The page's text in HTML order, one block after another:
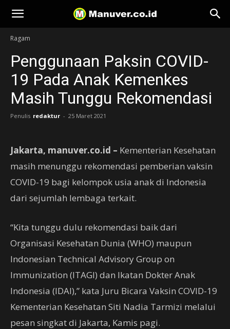
Manuver
Ragam
Penggunaan Paksin COVID-
19 Pada Anak Kemenkes
Masih Tunggu Rekomendasi
Penulis redaktur - 25 Maret 2021
Jakarta, manuver.co.id – Kementerian Kesehatan
masih menunggu rekomendasi pemberian vaksin
COVID-19 bagi kelompok usia anak di Indonesia
dari sejumlah lembaga terkait.
“Kita tunggu dulu rekomendasi baik dari
Organisasi Kesehatan Dunia (WHO) maupun
Indonesian Technical Advisory Group on
Immunization (ITAGI) dan Ikatan Dokter Anak
Indonesia (IDAI),” kata Juru Bicara Vaksin COVID-19
Kementerian Kesehatan Siti Nadia Tarmizi melalui
pesan singkat di Jakarta, Kamis pagi.